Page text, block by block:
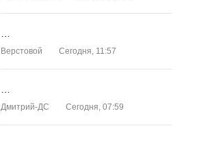
Верстовой Сегодня, 11:57
Дмитрий-ДС Сегодня, 07:59